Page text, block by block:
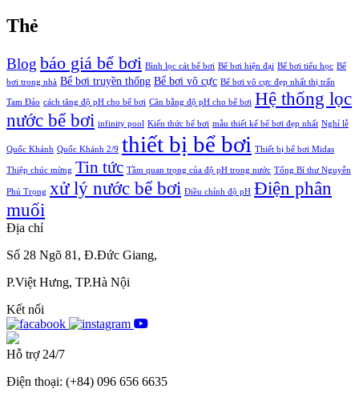
Thẻ
Blog báo giá bể bơi Bình lọc cát bể bơi Bể bơi hiện đại Bể bơi tiểu học Bể
bơi trong nhà Bể bơi truyền thống Bể bơi vô cực Bể bơi vô cực đẹp nhất thị trấn
Tam Đảo cách tăng độ pH cho bể bơi Cân bằng độ pH cho bể bơi Hệ thống lọc
nước bể bơi infinity pool Kiến thức bể bơi mẫu thiết kế bể bơi đẹp nhất Nghỉ lễ
Quốc Khánh Quốc Khánh 2/9 thiết bị bể bơi Thiết bị bể bơi Midas
Thiệp chúc mừng Tin tức Tầm quan trọng của độ pH trong nước Tổng Bí thư Nguyễn
Phú Trọng xử lý nước bể bơi Điều chỉnh độ pH Điện phân
muối
Địa chỉ
Số 28 Ngõ 81, Đ.Đức Giang,
P.Việt Hưng, TP.Hà Nội
Kết nối
Hỗ trợ 24/7
Điện thoại: (+84) 096 656 6635